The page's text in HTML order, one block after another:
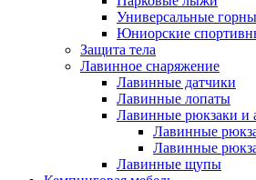
Универсальные
Юниорские
Защита тела
Лавинное снаряжение
Лавинные датчики
Лавинные лопаты
Лавинные рюкзаки и
Лавинные
Лавинные
Лавинные щупы